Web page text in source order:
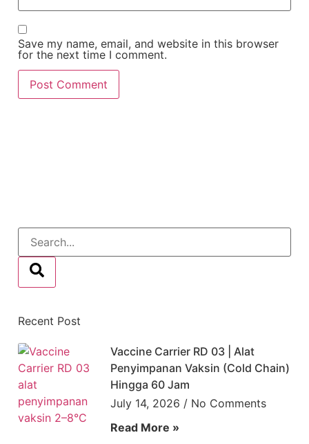
Save my name, email, and website in this browser
for the next time I comment.
Recent Post
Vaccine Carrier RD 03 | Alat
Penyimpanan Vaksin (Cold Chain)
Hingga 60 Jam
July 14, 2026 No Comments
Read More »